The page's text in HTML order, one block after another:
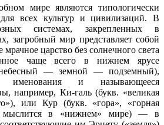
мире являются типологически
всех культур и цивилизаций. В
системах, закрепленных в
загробный мир представляет собой
царство без солнечного света
чаще всего в нижнем ярусе
— земной — подземный),
именования и называющееся
например, Ки-галь (букв. «великая
или Кур (букв. «гора», «горная
мыслится в «нижнем» мире) — в